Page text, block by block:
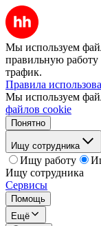
Мы используем
правильную работу
трафик.
Правила
Мы используем
файлов cookie
Понятно
Ищу сотрудника
Ищу работу
Ищу сотрудника
Сервисы
Помощь
Ещё